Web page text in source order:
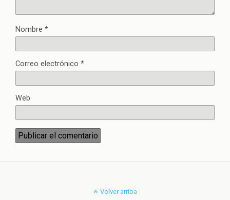
Nombre *
Correo electrónico *
Web
Volver arriba